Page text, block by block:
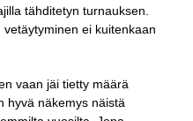
tähditetyn turnauksen.
ei kuitenkaan
vaan jäi tietty määrä
hyvä näkemys näistä